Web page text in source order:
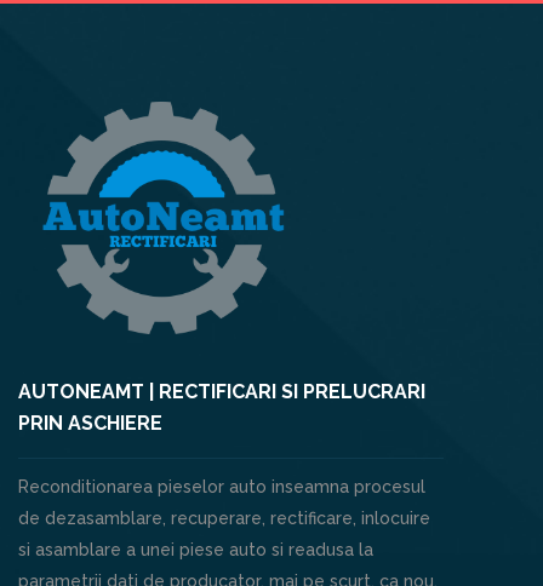
AUTONEAMT | RECTIFICARI SI PRELUCRARI
PRIN ASCHIERE
Reconditionarea pieselor auto inseamna procesul
de dezasamblare, recuperare, rectificare, inlocuire
si asamblare a unei piese auto si readusa la
parametrii dati de producator, mai pe scurt, ca nou,